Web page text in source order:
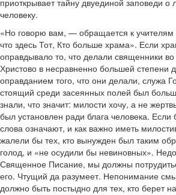
приоткрывает тайну двуединой заповеди о
человеку.
«Но говорю вам, — обращается к
что здесь Тот, Кто больше храма». Если
оправдывало то, что делали священники
Христово в несравненно большей степени
оправданием того, что они делали, служа
стоящий среди засеянных полей был
знали, что значит: милости хочу, а не
был установлен ради блага человека. Если
слова означают, и как важно иметь
жалели бы тех, кто вынужден был таким
голод, и «не осудили бы невиновных».
Священное Писание, мы должны
его. Чтущий да разумеет. Непонимание
должно быть постыдно для тех, кто берет